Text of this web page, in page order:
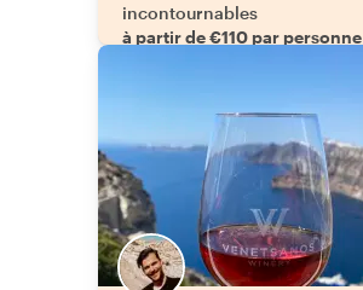
incontournables
à partir de €110 par personne